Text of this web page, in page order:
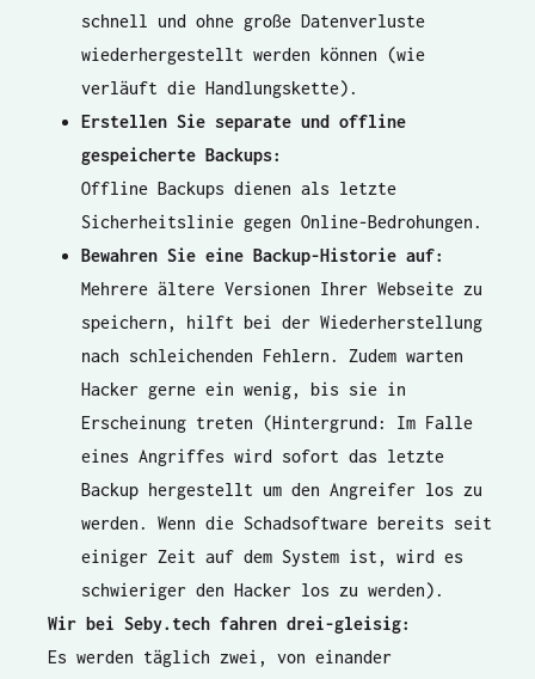
schnell und ohne große Datenverluste
wiederhergestellt werden können (wie
verläuft die Handlungskette).
Erstellen Sie separate und offline
gespeicherte Backups:
Offline Backups dienen als letzte
Sicherheitslinie gegen Online-Bedrohungen.
Bewahren Sie eine Backup-Historie auf:
Mehrere ältere Versionen Ihrer Webseite zu
speichern, hilft bei der Wiederherstellung
nach schleichenden Fehlern. Zudem warten
Hacker gerne ein wenig, bis sie in
Erscheinung treten (Hintergrund: Im Falle
eines Angriffes wird sofort das letzte
Backup hergestellt um den Angreifer los zu
werden. Wenn die Schadsoftware bereits seit
einiger Zeit auf dem System ist, wird es
schwieriger den Hacker los zu werden).
Wir bei Seby.tech fahren drei-gleisig:
Es werden täglich zwei, von einander